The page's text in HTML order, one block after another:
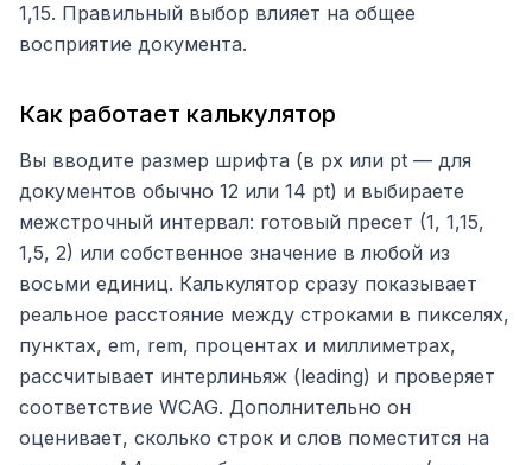
1,15. Правильный выбор влияет на общее
восприятие документа.
Как работает калькулятор
Вы вводите размер шрифта (в px или pt — для
документов обычно 12 или 14 pt) и выбираете
межстрочный интервал: готовый пресет (1, 1,15,
1,5, 2) или собственное значение в любой из
восьми единиц. Калькулятор сразу показывает
реальное расстояние между строками в пикселях,
пунктах, em, rem, процентах и миллиметрах,
рассчитывает интерлиньяж (leading) и проверяет
соответствие WCAG. Дополнительно он
оценивает, сколько строк и слов поместится на